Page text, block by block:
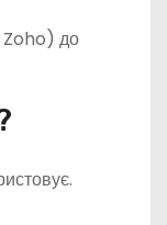
Zoho) до